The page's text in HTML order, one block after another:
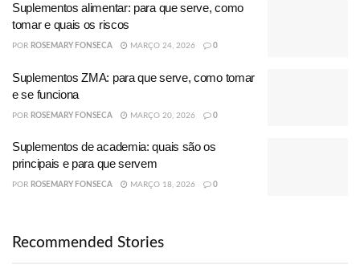
Suplementos alimentar: para que serve, como
tomar e quais os riscos
POR ROSEMARY FONSECA MARÇO 24, 2026 0
Suplementos ZMA: para que serve, como tomar
e se funciona
POR ROSEMARY FONSECA MARÇO 20, 2026 0
Suplementos de academia: quais são os
principais e para que servem
POR ROSEMARY FONSECA MARÇO 18, 2026 0
Recommended Stories